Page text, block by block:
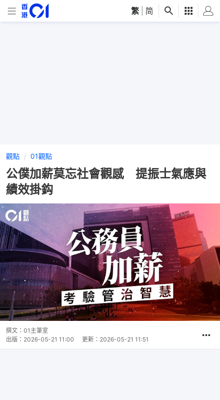
繁 简
觀點 01觀點
公僕加薪莫忘社會觀感 提振士氣應與
績效掛鈎
撰文： 01主筆室
出版： 2026-05-21 11:00 更新： 2026-05-21 11:51